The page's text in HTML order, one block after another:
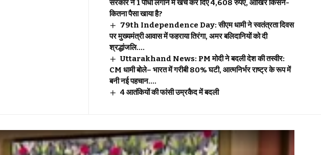
सरकार ने 1 पौधा लगाने में खर्च कर दिए 4,608 रुपए, आखिर किसने-
कितना पैसा खाया है?
79th Independence Day: सीएम धामी ने स्वतंत्रता दिवस
पर मुख्यमंत्री आवास में फहराया तिरंगा, अमर बलिदानियों को दी
श्रद्धांजलि….
Uttarakhand News: PM मोदी ने बदली देश की तस्वीर:
CM धामी बोले– भारत में गरीबी 80% घटी, आत्मनिर्भर राष्ट्र के रूप में
बनी नई पहचान….
4 आतंकियों की फांसी उम्रकैद में बदली